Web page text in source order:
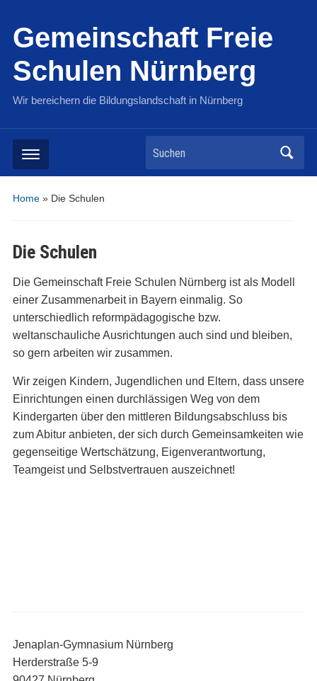
Gemeinschaft Freie
Schulen Nürnberg
Wir bereichern die Bildungslandschaft in Nürnberg
Suchen
Home» Die Schulen
Die Schulen
Die Gemeinschaft Freie Schulen Nürnberg ist als Modell
einer Zusammenarbeit in Bayern einmalig. So
unterschiedlich reformpädagogische bzw.
weltanschauliche Ausrichtungen auch sind und bleiben,
so gern arbeiten wir zusammen.
Wir zeigen Kindern, Jugendlichen und Eltern, dass unsere
Einrichtungen einen durchlässigen Weg von dem
Kindergarten über den mittleren Bildungsabschluss bis
zum Abitur anbieten, der sich durch Gemeinsamkeiten wie
gegenseitige Wertschätzung, Eigenverantwortung,
Teamgeist und Selbstvertrauen auszeichnet!
Jenaplan-Gymnasium Nürnberg
Herderstraße 5-9